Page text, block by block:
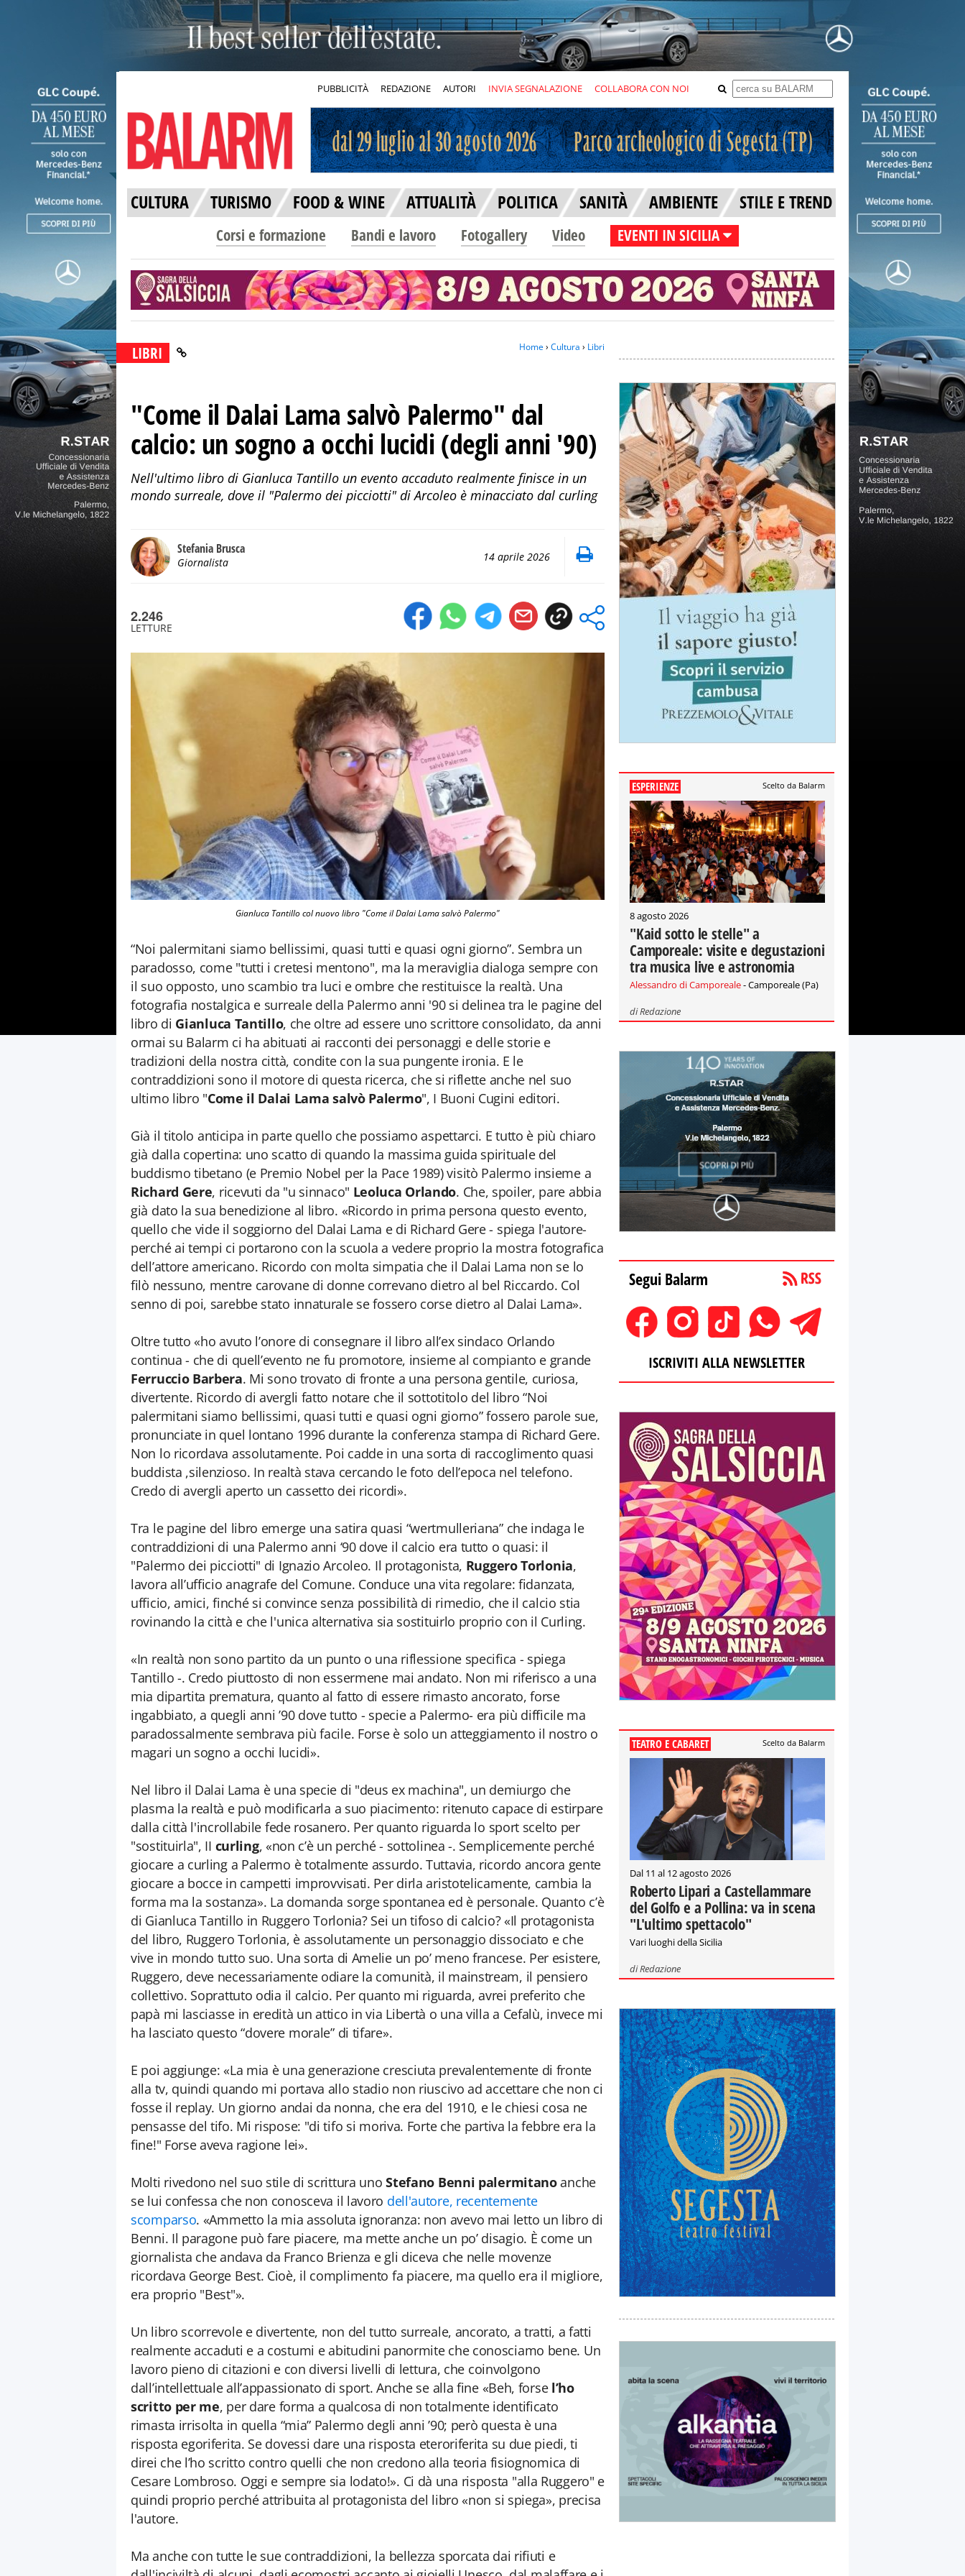
PUBBLICITÀ REDAZIONE AUTORI INVIA SEGNALAZIONE COLLABORA CON NOI
CULTURA TURISMO FOOD & WINE ATTUALITÀ POLITICA SANITÀ AMBIENTE STILE E TREND
Corsi e formazione Bandi e lavoro Fotogallery Video EVENTI IN SICILIA
LIBRI Home› Cultura › Libri
"Come il Dalai Lama salvò Palermo" dal
calcio: un sogno a occhi lucidi (degli anni '90)
Nell'ultimo libro di Gianluca Tantillo un evento accaduto realmente finisce in un
mondo surreale, dove il "Palermo dei picciotti" di Arcoleo è minacciato dal curling
Stefania Brusca
Giornalista 14 aprile 2026
2.246
LETTURE
Gianluca Tantillo col nuovo libro "Come il Dalai Lama salvò Palermo"
“Noi palermitani siamo bellissimi, quasi tutti e quasi ogni giorno”. Sembra un
paradosso, come "tutti i cretesi mentono", ma la meraviglia dialoga sempre con
il suo opposto, uno scambio tra luci e ombre che restituisce la realtà. Una
fotografia nostalgica e surreale della Palermo anni '90 si delinea tra le pagine del
libro di Gianluca Tantillo, che oltre ad essere uno scrittore consolidato, da anni
ormai su Balarm ci ha abituati ai racconti dei personaggi e delle storie e
tradizioni della nostra città, condite con la sua pungente ironia. E le
contraddizioni sono il motore di questa ricerca, che si riflette anche nel suo
ultimo libro "Come il Dalai Lama salvò Palermo", I Buoni Cugini editori.
Già il titolo anticipa in parte quello che possiamo aspettarci. E tutto è più chiaro
già dalla copertina: uno scatto di quando la massima guida spirituale del
buddismo tibetano (e Premio Nobel per la Pace 1989) visitò Palermo insieme a
Richard Gere, ricevuti da "u sinnaco" Leoluca Orlando. Che, spoiler, pare abbia
già dato la sua benedizione al libro. «Ricordo in prima persona questo evento,
quello che vide il soggiorno del Dalai Lama e di Richard Gere - spiega l'autore-
perché ai tempi ci portarono con la scuola a vedere proprio la mostra fotografica
dell’attore americano. Ricordo con molta simpatia che il Dalai Lama non se lo
filò nessuno, mentre carovane di donne correvano dietro al bel Riccardo. Col
senno di poi, sarebbe stato innaturale se fossero corse dietro al Dalai Lama».
Oltre tutto «ho avuto l’onore di consegnare il libro all’ex sindaco Orlando
continua - che di quell’evento ne fu promotore, insieme al compianto e grande
Ferruccio Barbera. Mi sono trovato di fronte a una persona gentile, curiosa,
divertente. Ricordo di avergli fatto notare che il sottotitolo del libro “Noi
palermitani siamo bellissimi, quasi tutti e quasi ogni giorno” fossero parole sue,
pronunciate in quel lontano 1996 durante la conferenza stampa di Richard Gere.
Non lo ricordava assolutamente. Poi cadde in una sorta di raccoglimento quasi
buddista ,silenzioso. In realtà stava cercando le foto dell’epoca nel telefono.
Credo di avergli aperto un cassetto dei ricordi».
Tra le pagine del libro emerge una satira quasi “wertmulleriana” che indaga le
contraddizioni di una Palermo anni ‘90 dove il calcio era tutto o quasi: il
"Palermo dei picciotti" di Ignazio Arcoleo. Il protagonista, Ruggero Torlonia,
lavora all’ufficio anagrafe del Comune. Conduce una vita regolare: fidanzata,
ufficio, amici, finché si convince senza possibilità di rimedio, che il calcio stia
rovinando la città e che l'unica alternativa sia sostituirlo proprio con il Curling.
«In realtà non sono partito da un punto o una riflessione specifica - spiega
Tantillo -. Credo piuttosto di non essermene mai andato. Non mi riferisco a una
mia dipartita prematura, quanto al fatto di essere rimasto ancorato, forse
ingabbiato, a quegli anni ’90 dove tutto - specie a Palermo- era più difficile ma
paradossalmente sembrava più facile. Forse è solo un atteggiamento il nostro o
magari un sogno a occhi lucidi».
Nel libro il Dalai Lama è una specie di "deus ex machina", un demiurgo che
plasma la realtà e può modificarla a suo piacimento: ritenuto capace di estirpare
dalla città l'incrollabile fede rosanero. Per quanto riguarda lo sport scelto per
"sostituirla", II curling, «non c’è un perché - sottolinea -. Semplicemente perché
giocare a curling a Palermo è totalmente assurdo. Tuttavia, ricordo ancora gente
giocare a bocce in campetti improvvisati. Per dirla aristotelicamente, cambia la
forma ma la sostanza». La domanda sorge spontanea ed è personale. Quanto c’è
di Gianluca Tantillo in Ruggero Torlonia? Sei un tifoso di calcio? «Il protagonista
del libro, Ruggero Torlonia, è assolutamente un personaggio dissociato e che
vive in mondo tutto suo. Una sorta di Amelie un po’ meno francese. Per esistere,
Ruggero, deve necessariamente odiare la comunità, il mainstream, il pensiero
collettivo. Soprattuto odia il calcio. Per quanto mi riguarda, avrei preferito che
papà mi lasciasse in eredità un attico in via Libertà o una villa a Cefalù, invece mi
ha lasciato questo “dovere morale” di tifare».
E poi aggiunge: «La mia è una generazione cresciuta prevalentemente di fronte
alla tv, quindi quando mi portava allo stadio non riuscivo ad accettare che non ci
fosse il replay. Un giorno andai da nonna, che era del 1910, e le chiesi cosa ne
pensasse del tifo. Mi rispose: "di tifo si moriva. Forte che partiva la febbre era la
fine!" Forse aveva ragione lei».
Molti rivedono nel suo stile di scrittura unoStefano Benni palermitanoanche
se lui confessa che non conosceva il lavoro dell'autore, recentemente
scomparso. «Ammetto la mia assoluta ignoranza: non avevo mai letto un libro di
Benni. Il paragone può fare piacere, ma mette anche un po’ disagio. È come un
giornalista che andava da Franco Brienza e gli diceva che nelle movenze
ricordava George Best. Cioè, il complimento fa piacere, ma quello era il migliore,
era proprio "Best"».
Un libro scorrevole e divertente, non del tutto surreale, ancorato, a tratti, a fatti
realmente accaduti e a costumi e abitudini panormite che conosciamo bene. Un
lavoro pieno di citazioni e con diversi livelli di lettura, che coinvolgono
dall’intellettuale all’appassionato di sport. Anche se alla fine «Beh, forsel’ho
scritto per me, per dare forma a qualcosa di non totalmente identificato
rimasta irrisolta in quella “mia” Palermo degli anni ’90; però questa è una
risposta egoriferita. Se dovessi dare una risposta eteroriferita su due piedi, ti
direi che l’ho scritto contro quelli che non credono alla teoria fisiognomica di
Cesare Lombroso. Oggi e sempre sia lodato!». Ci dà una risposta "alla Ruggero" e
quindi proprio perché attribuita al protagonista del libro «non si spiega», precisa
l'autore.
Ma anche con tutte le sue contraddizioni, la bellezza sporcata dai rifiuti e
ESPERIENZE Scelto da Balarm
8 agosto 2026
"Kaid sotto le stelle" a
Camporeale: visite e degustazioni
tra musica live e astronomia
Alessandro di Camporeale- Camporeale (Pa)
diRedazione
Segui Balarm
ISCRIVITI ALLA NEWSLETTER
TEATRO E CABARET Scelto da Balarm
Dal 11 al 12 agosto 2026
Roberto Lipari a Castellammare
del Golfo e a Pollina: va in scena
"L'ultimo spettacolo"
Vari luoghi della Sicilia
diRedazione